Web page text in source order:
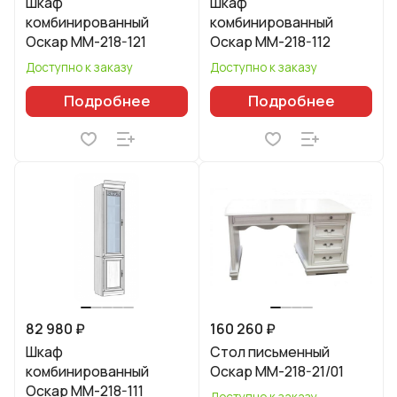
комбинированный
Оскар ММ-218-121
Доступно к заказу
Подробнее
комбинированный
Оскар ММ-218-112
Доступно к заказу
Подробнее
82 980 ₽
Шкаф
комбинированный
Оскар ММ-218-111
160 260 ₽
Стол письменный
Оскар ММ-218-21/01